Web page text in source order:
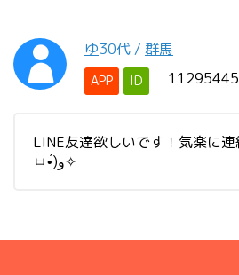
ゆ30代 / 群馬
APP ID 11295445
LINE友達欲しいです！気楽に
ㅂ•́)و✧